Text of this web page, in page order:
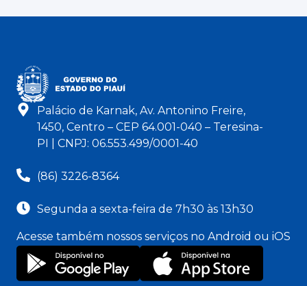
Palácio de Karnak, Av. Antonino Freire,
1450, Centro – CEP 64.001-040 – Teresina-
PI | CNPJ: 06.553.499/0001-40
(86) 3226-8364
Segunda a sexta-feira de 7h30 às 13h30
Acesse também nossos serviços no Android ou iOS